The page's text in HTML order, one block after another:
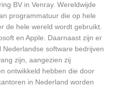
BV in Venray. Wereldwijde
programmatuur die op hele
de hele wereld wordt gebruikt.
en Apple. Daarnaast zijn er
software bedrijven
zijn, aangezien zij
ontwikkeld hebben die door
in Nederland worden